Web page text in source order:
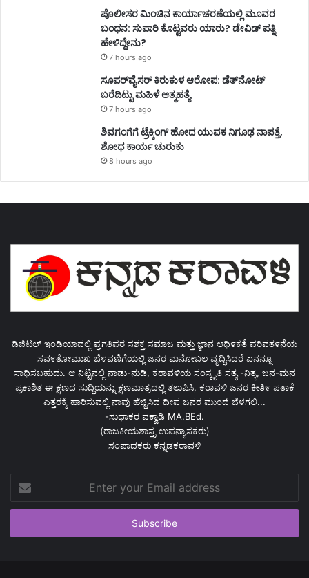
ಪೊಲೀಸರ ಮಿಂಚಿನ ಕಾರ್ಯಾಚರಣೆಯಲ್ಲಿ ಮೂವರ
ಬಂಧನ: ಸುಪಾರಿ ಕೊಟ್ಟವರು ಯಾರು? ಡೇವಿಡ್ ಪತ್ನಿ
ಹೇಳಿದ್ದೇನು?
7 hours ago
ಸೂಪರ್‌ವೈಸರ್‌ ಕಿರುಕುಳ ಆರೋಪ: ಡೆತ್‌ನೋಟ್‌
ಬರೆದಿಟ್ಟು ಮಹಿಳೆ ಆತ್ಮಹತ್ಯೆ
7 hours ago
ಶಿವಗಂಗೆಗೆ ಟ್ರೆಕ್ಕಿಂಗ್‌ ಹೋದ ಯುವಕ ನಿಗೂಢ ನಾಪತ್ತೆ,
ಶೋಧ ಕಾರ್ಯ ಚುರುಕು
8 hours ago
ಡಿಜಿಟಲ್ ಇಂಡಿಯಾದಲ್ಲಿ ಪ್ರಗತಿಪರ ಸಶಕ್ತ ಸಮಾಜ ಮತ್ತು ಜ್ಞಾನ ಆಥಿ೯ಕತೆ ಪರಿವತ೯ನೆಯ
ಸವ೯ತೋಮುಖ ಬೆಳವಣಿಗೆಯಲ್ಲಿ ಜನರ ಮನೋಬಲ ವೃದ್ಧಿಸಿದರೆ ಏನನ್ನೂ
ಸಾಧಿಸಬಹುದು. ಆ ನಿಟ್ಟಿನಲ್ಲಿ ನಾಡು-ನುಡಿ, ಕರಾವಳಿಯ ಸಂಸ್ಕೃತಿ ಸತ್ಯ -ನಿತ್ಯ, ಜನ-ಮನ
ಪ್ರಕಾಶಿತ ಈ ಕ್ಷಣದ ಸುದ್ಧಿಯನ್ನು ಕ್ಷಣಮಾತ್ರದಲ್ಲಿ ತಲುಪಿಸಿ, ಕರಾವಳಿ ಜನರ ಕೀತಿ೯ ಪತಾಕೆ
ಎತ್ತರಕ್ಕೆ ಹಾರಿಸುವಲ್ಲಿ ನಾವು ಹೆಚ್ಚಿಸಿದ ದೀಪ ಜನರ ಮುಂದೆ ಬೆಳಗಲಿ...
-ಸುಧಾಕರ ವಕ್ವಾಡಿ MA.BEd.
(ರಾಜಕೀಯಶಾಸ್ತ್ರ ಉಪನ್ಯಾಸಕರು)
ಸಂಪಾದಕರು ಕನ್ನಡಕರಾವಳಿ
your
Email